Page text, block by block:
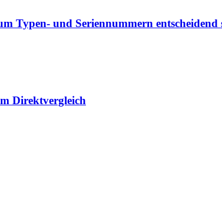
Typen- und Seriennummern entscheidend
Direktvergleich